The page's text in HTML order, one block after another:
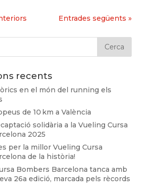
Entrades següents »
recents
en el món del running els
de 10 km a València
solidària a la Vueling Cursa
2025
per la millor Vueling Cursa
de la història!
Bombers Barcelona tanca amb
26a edició, marcada pels rècords